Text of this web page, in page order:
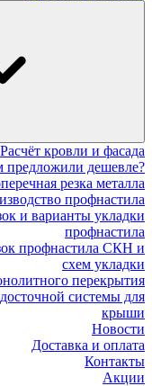
Расчёт кровли и фасада
предложили дешевле?
резка металла
профнастила
и варианты укладки
профнастила
профнастила СКН и
схем укладки
перекрытия
системы для
крыши
Новости
Доставка и оплата
Контакты
Акции